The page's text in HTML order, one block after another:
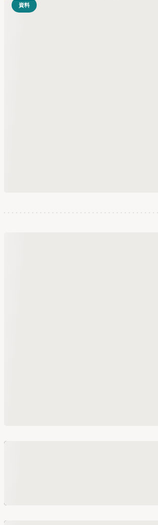
資料